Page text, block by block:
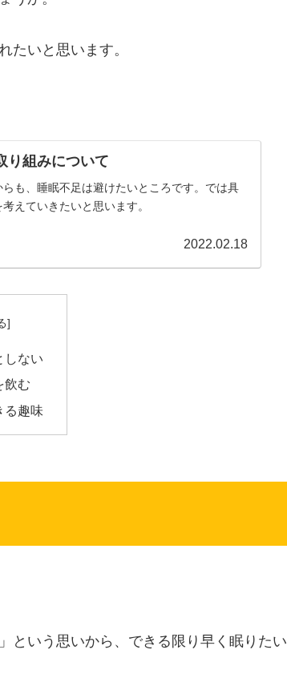
たいと思います。
り組みについて
も、睡眠不足は避けたいところです。では具
えていきたいと思います。
2022.02.18
しない
飲む
る趣味
という思いから、できる限り早く眠りたい